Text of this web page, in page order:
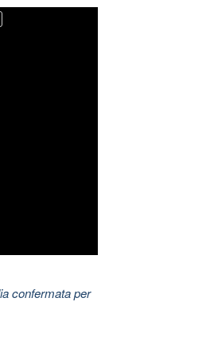
confermata per